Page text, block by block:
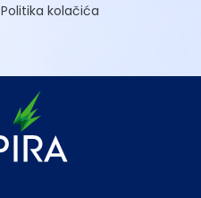
Politika kolačića